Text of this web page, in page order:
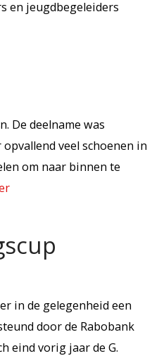
en jeugdbegeleiders
De deelname was
veel schoenen in
om naar binnen te
in de gelegenheid een
door de Rabobank
eind vorig jaar de G.